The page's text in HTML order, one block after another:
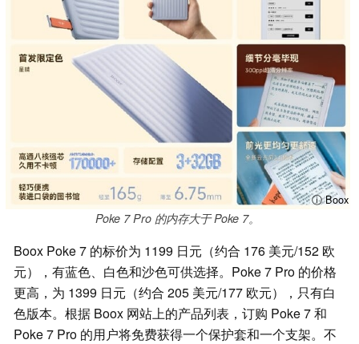
ⓘ Boox
Poke 7 Pro 的内存大于 Poke 7。
Boox Poke 7 的标价为 1199 日元（约合 176 美元/152 欧
元），有蓝色、白色和沙色可供选择。Poke 7 Pro 的价格
更高，为 1399 日元（约合 205 美元/177 欧元），只有白
色版本。根据 Boox 网站上的产品列表，订购 Poke 7 和
Poke 7 Pro 的用户将免费获得一个保护套和一个支架。不